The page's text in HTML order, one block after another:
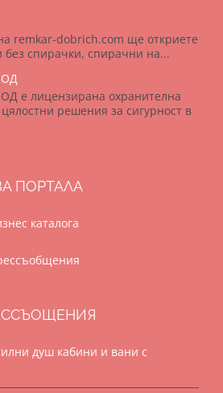
remkar-dobrich.com ще откриете
без спирачки, спирачни на...
е лицензирана охранителна
решения за сигурност в
ПОРТАЛА
каталога
душ кабини и вани с